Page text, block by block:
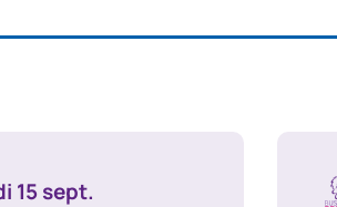
15 sept.